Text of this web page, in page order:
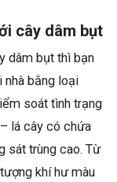
cây dâm bụt
dâm bụt thì bạn
nhà bằng loại
soát tình trạng
lá cây có chứa
sát trùng cao. Từ
khí hư màu